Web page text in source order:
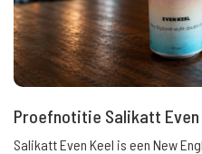
Proefnotitie Salikatt Even
Salikatt Even Keel is een New